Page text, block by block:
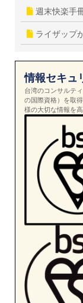
週末快楽手
ライザップ
情報セキュ
台湾のコンサルテ
の国際資格）を取
様の大切な情報を